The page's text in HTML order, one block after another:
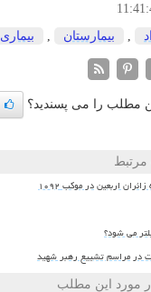
, بیمارستان , بیماری
مطلب را می پسندید؟
مرتبط
اربعین در موکب ۱۰۹۲
می شود؟
در مراسم تشییع رهبر شهید
مورد این مطلب